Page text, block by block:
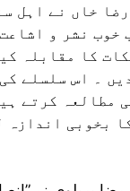
رضا خاں نے اہل
خوب نشر و
کا مقابلہ
۔ اس سلسلے
مطالعہ کرتے
بخوبی اندازہ